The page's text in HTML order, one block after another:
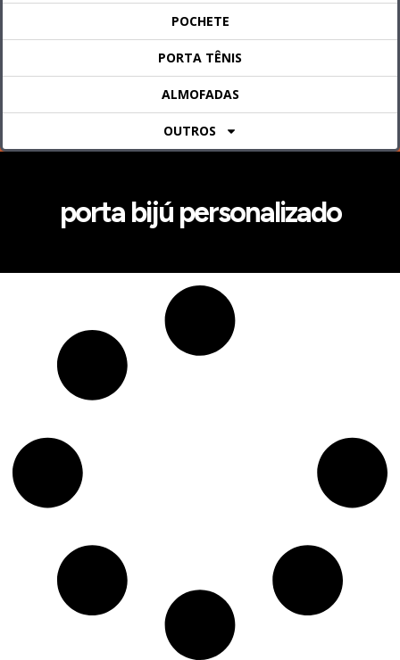
POCHETE
PORTA TÊNIS
ALMOFADAS
OUTROS
porta bijú personalizado